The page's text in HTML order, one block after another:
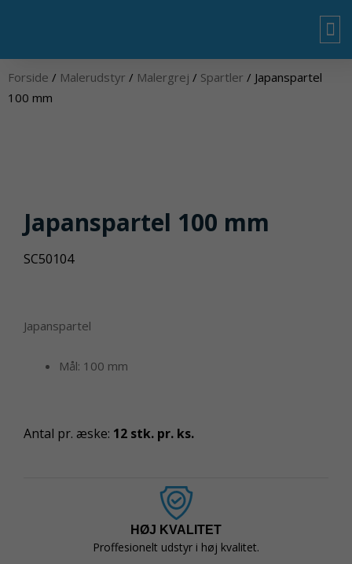
Forside / Malerudstyr / Malergrej / Spartler / Japanspartel
100 mm
Japanspartel 100 mm
SC50104
Japanspartel
Mål: 100 mm
Antal pr. æske: 12 stk. pr. ks.
HØJ KVALITET
Proffesionelt udstyr i høj kvalitet.